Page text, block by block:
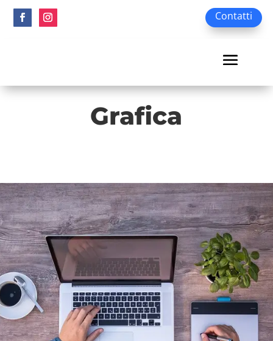
Contatti
Grafica